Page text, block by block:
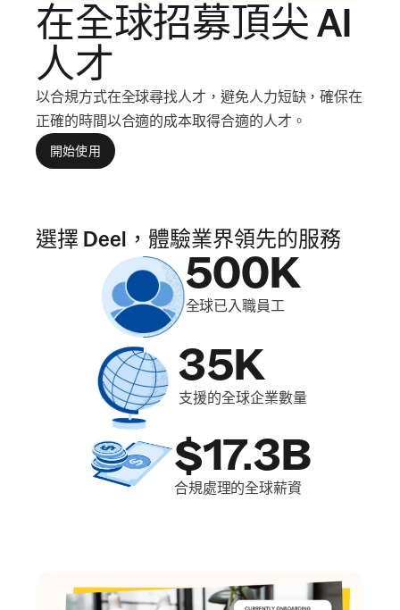
在全球招募頂尖 AI
人才
以合規方式在全球尋找人才，避免人力短缺，確保在
正確的時間以合適的成本取得合適的人才。
開始使用
選擇 Deel，體驗業界領先的服務
500K
全球已入職員工
35K
支援的全球企業數量
$17.3B
合規處理的全球薪資